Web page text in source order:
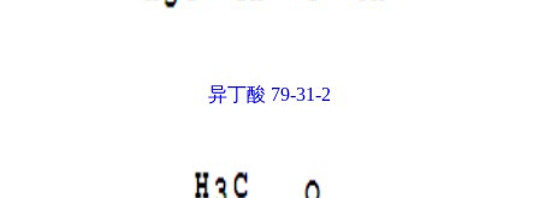
异丁酸 79-31-2